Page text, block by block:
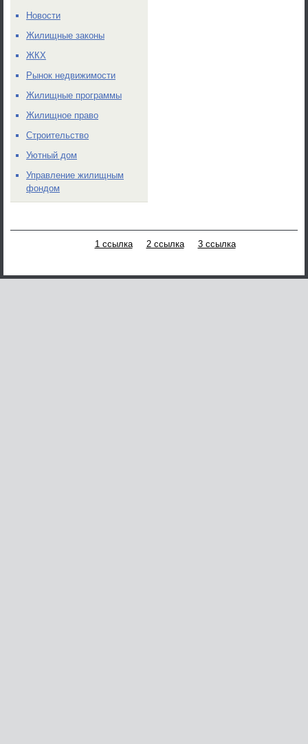
Новости
Жилищные законы
ЖКХ
Рынок недвижимости
Жилищные программы
Жилищное право
Строительство
Уютный дом
Управление жилищным
фондом
1 ссылка 2 ссылка 3 ссылка